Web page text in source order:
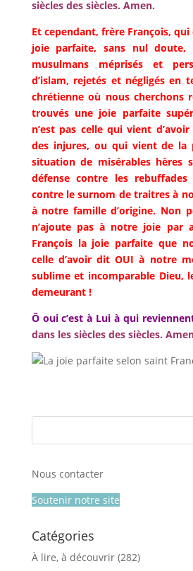
siècles des siècles. Amen.
Et cependant, frère François,
joie parfaite, sans nul doute,
musulmans méprisés et
d’islam, rejetés et négligés en
chrétienne où nous cherchons
trouvés une joie parfaite
n’est pas celle qui vient d’avoir
des injures, ou qui vient de la
situation de misérables hères
défense contre les rebuffades
contre le surnom de traitres à
à notre famille d’origine. Non
n’ajoute pas à notre joie par
François la joie parfaite que
celle d’avoir dit OUI à notre
sublime et incomparable Dieu,
demeurant !
Ô oui c’est à Lui à qui
dans les siècles des siècles.
Nous contacter
Soutenir notre site
Catégories
À lire, à découvrir(282)